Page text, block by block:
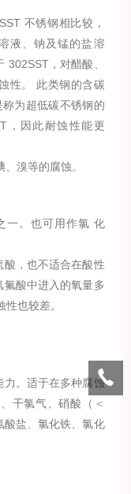
不锈钢相比较，
液、钠及锰的盐溶
，对醋酸、
性。 此类钢的含碳
为超低碳不锈钢的
，因此耐蚀性能更
溴等的腐蚀。
一。也可用作氯 化
，也不适合在酸性
酸中进入的氧量多
也较差。
力。适于在多种腐蚀
干氯气、硝酸（＜
盐、氯化铁、氯化